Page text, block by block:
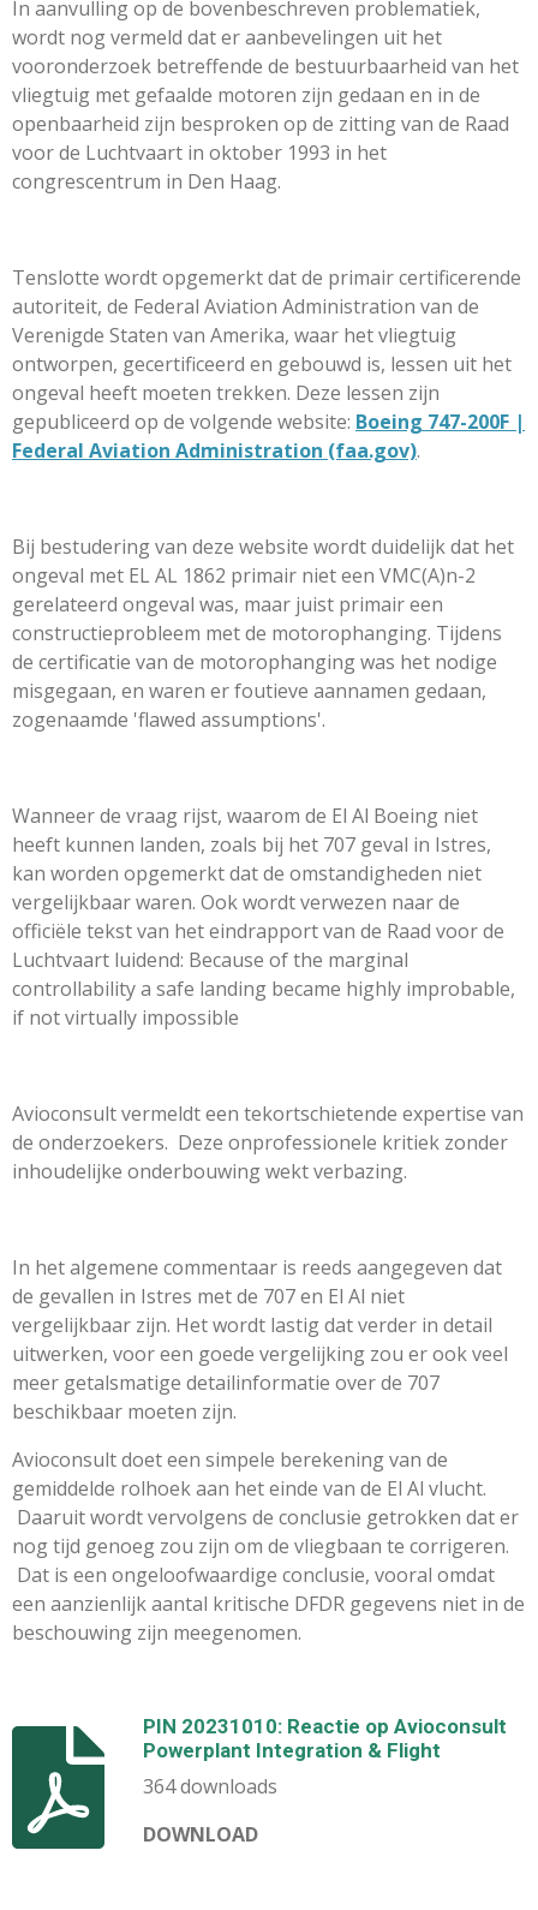
In aanvulling op de bovenbeschreven problematiek,
wordt nog vermeld dat er aanbevelingen uit het
vooronderzoek betreffende de bestuurbaarheid van het
vliegtuig met gefaalde motoren zijn gedaan en in de
openbaarheid zijn besproken op de zitting van de Raad
voor de Luchtvaart in oktober 1993 in het
congrescentrum in Den Haag.
Tenslotte wordt opgemerkt dat de primair certificerende
autoriteit, de Federal Aviation Administration van de
Verenigde Staten van Amerika, waar het vliegtuig
ontworpen, gecertificeerd en gebouwd is, lessen uit het
ongeval heeft moeten trekken. Deze lessen zijn
gepubliceerd op de volgende website: Boeing 747-200F |
Federal Aviation Administration (faa.gov).
Bij bestudering van deze website wordt duidelijk dat het
ongeval met EL AL 1862 primair niet een VMC(A)n-2
gerelateerd ongeval was, maar juist primair een
constructieprobleem met de motorophanging. Tijdens
de certificatie van de motorophanging was het nodige
misgegaan, en waren er foutieve aannamen gedaan,
zogenaamde 'flawed assumptions'.
Wanneer de vraag rijst, waarom de El Al Boeing niet
heeft kunnen landen, zoals bij het 707 geval in Istres,
kan worden opgemerkt dat de omstandigheden niet
vergelijkbaar waren. Ook wordt verwezen naar de
officiële tekst van het eindrapport van de Raad voor de
Luchtvaart luidend: Because of the marginal
controllability a safe landing became highly improbable,
if not virtually impossible
Avioconsult vermeldt een tekortschietende expertise van
de onderzoekers. Deze onprofessionele kritiek zonder
inhoudelijke onderbouwing wekt verbazing.
In het algemene commentaar is reeds aangegeven dat
de gevallen in Istres met de 707 en El Al niet
vergelijkbaar zijn. Het wordt lastig dat verder in detail
uitwerken, voor een goede vergelijking zou er ook veel
meer getalsmatige detailinformatie over de 707
beschikbaar moeten zijn.
Avioconsult doet een simpele berekening van de
gemiddelde rolhoek aan het einde van de El Al vlucht.
Daaruit wordt vervolgens de conclusie getrokken dat er
nog tijd genoeg zou zijn om de vliegbaan te corrigeren.
Dat is een ongeloofwaardige conclusie, vooral omdat
een aanzienlijk aantal kritische DFDR gegevens niet in de
beschouwing zijn meegenomen.
PIN 20231010: Reactie op Avioconsult
Powerplant Integration & Flight
364 downloads
DOWNLOAD